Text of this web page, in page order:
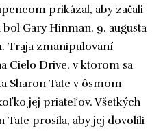
prikázal, aby začali
Gary Hinman. 9. augusta
Traja zmanipulovaní
Cielo Drive, v ktorom sa
Sharon Tate v ôsmom
jej priateľov. Všetkých
Tate prosila, aby jej dovolili